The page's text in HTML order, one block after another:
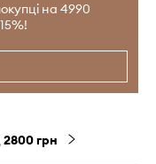
на 4990
2800 грн